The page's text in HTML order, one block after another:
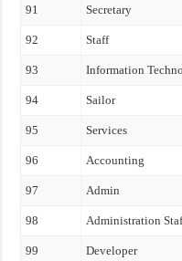
91 Secretary
92 Staff
93 Information
94 Sailor
95 Services
96 Accounting
97 Admin
98 Administration
99 Developer